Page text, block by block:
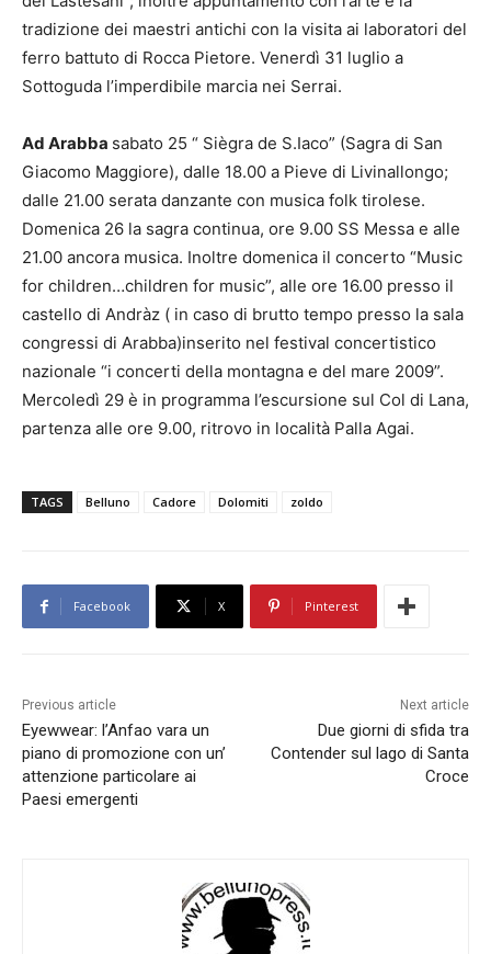
tradizione dei maestri antichi con la visita ai laboratori del
ferro battuto di Rocca Pietore. Venerdì 31 luglio a
Sottoguda l’imperdibile marcia nei Serrai.
Ad Arabba sabato 25 “ Siègra de S.Iaco” (Sagra di San
Giacomo Maggiore), dalle 18.00 a Pieve di Livinallongo;
dalle 21.00 serata danzante con musica folk tirolese.
Domenica 26 la sagra continua, ore 9.00 SS Messa e alle
21.00 ancora musica. Inoltre domenica il concerto “Music
for children…children for music”, alle ore 16.00 presso il
castello di Andràz ( in caso di brutto tempo presso la sala
congressi di Arabba)inserito nel festival concertistico
nazionale “i concerti della montagna e del mare 2009”.
Mercoledì 29 è in programma l’escursione sul Col di Lana,
partenza alle ore 9.00, ritrovo in località Palla Agai.
TAGS Belluno Cadore Dolomiti zoldo
Facebook X Pinterest
Previous article
Eyewwear: l’Anfao vara un
piano di promozione con un’
attenzione particolare ai
Paesi emergenti
Next article
Due giorni di sfida tra
Contender sul lago di Santa
Croce